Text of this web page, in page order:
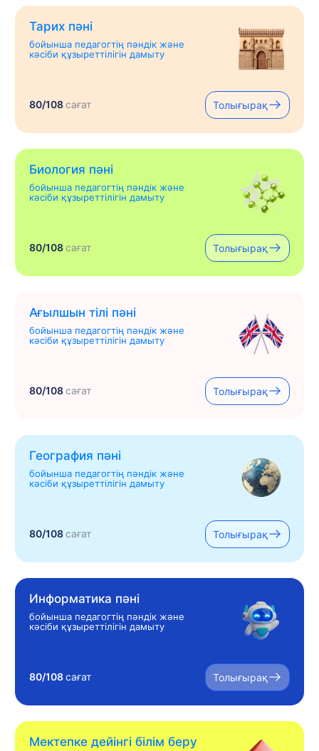
Тарих пәні
бойынша педагогтің пәндік және
кәсіби құзыреттілігін дамыту
80/108сағат Толығырақ
Биология пәні
бойынша педагогтің пәндік және
кәсіби құзыреттілігін дамыту
80/108сағат Толығырақ
Ағылшын тілі пәні
бойынша педагогтің пәндік және
кәсіби құзыреттілігін дамыту
80/108сағат Толығырақ
География пәні
бойынша педагогтің пәндік және
кәсіби құзыреттілігін дамыту
80/108сағат Толығырақ
Информатика пәні
бойынша педагогтің пәндік және
кәсіби құзыреттілігін дамыту
80/108сағат Толығырақ
Мектепке дейінгі білім беру